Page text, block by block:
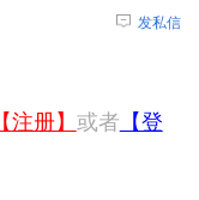
发私信
【注册】 或者 【登